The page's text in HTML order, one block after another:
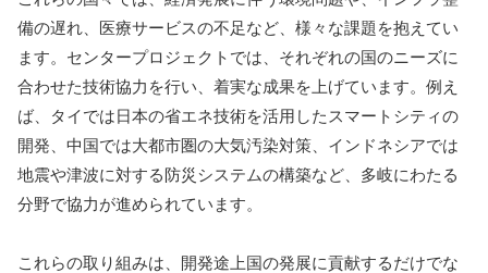
備の遅れ、医療サービスの不足など、様々な課題を抱えてい
ます。センタープロジェクトでは、それぞれの国のニーズに
合わせた技術協力を行い、着実な成果を上げています。例え
ば、タイでは日本の省エネ技術を活用したスマートシティの
開発、中国では大都市圏の大気汚染対策、インドネシアでは
地震や津波に対する防災システムの構築など、多岐にわたる
分野で協力が進められています。
これらの取り組みは、開発途上国の発展に貢献するだけでな